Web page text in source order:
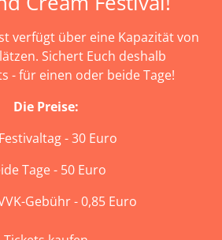
verfügt über eine Kapazität von
Sichert Euch deshalb
- für einen oder beide Tage!
Die Preise:
- 30 Euro
Tage - 50 Euro
Gebühr - 0,85 Euro